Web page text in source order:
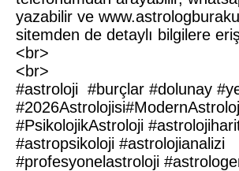
yazabilir ve
sitemden de detaylı bilgilere
<br>
<br>
#astroloji #burçlar #dolunay
#2026Astrolojisi
#PsikolojikAstroloji​​​​
#astropsikoloji​​​​ #astrolojianalizi​​​​
#profesyonelastroloji​​​​